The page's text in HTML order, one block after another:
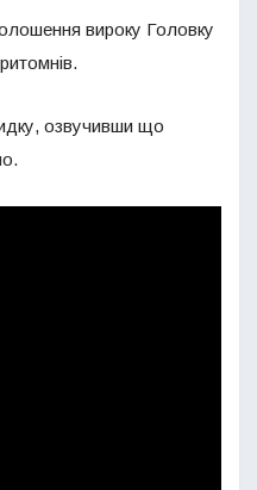
вироку Головку
озвучивши що